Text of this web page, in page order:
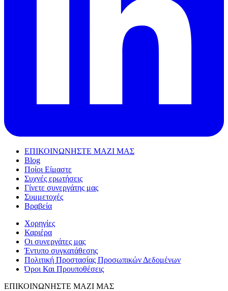
ΕΠΙΚΟΙΝΩΝΗΣΤΕ ΜΑΖΙ ΜΑΣ
Blog
Ποίοι Είμαστε
Συχνές ερωτήσεις
Γίνετε συνεργάτης μας
Συμμετοχές
Βραβεία
Χορηγίες
Καριέρα
Οι συνεργάτες μας
Έντυπο συγκατάθεσης
Πολιτική Προστασίας Προσωπικών Δεδομένων
Όροι Και Προυποθέσεις
ΕΠΙΚΟΙΝΩΝΗΣΤΕ ΜΑΖΙ ΜΑΣ